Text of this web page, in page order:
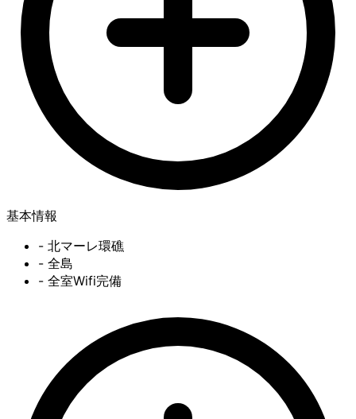
基本情報
- 北マーレ環礁
- 全島
- 全室Wifi完備